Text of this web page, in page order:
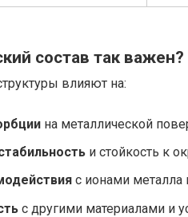
состав так важен?
влияют на:
на металлической
и стойкость к
с ионами
с другими материалами и